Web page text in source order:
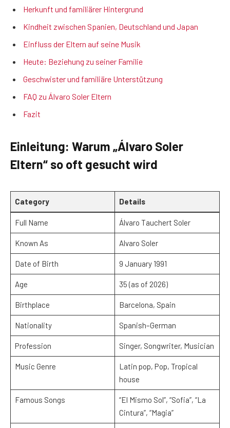
Herkunft und familiärer Hintergrund
Kindheit zwischen Spanien, Deutschland und Japan
Einfluss der Eltern auf seine Musik
Heute: Beziehung zu seiner Familie
Geschwister und familiäre Unterstützung
FAQ zu Álvaro Soler Eltern
Fazit
Einleitung: Warum „Álvaro Soler
Eltern“ so oft gesucht wird
Category Details
Full Name Álvaro Tauchert Soler
Known As Alvaro Soler
Date of Birth 9 January 1991
Age 35 (as of 2026)
Birthplace Barcelona, Spain
Nationality Spanish–German
Profession Singer, Songwriter, Musician
Music Genre
Latin pop, Pop, Tropical
house
Famous Songs
“El Mismo Sol”, “Sofia”, “La
Cintura”, “Magia”